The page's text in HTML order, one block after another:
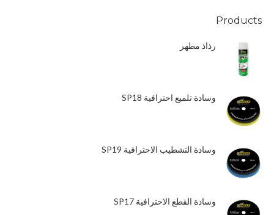
Products
رذاذ مطهر
وسادة تلميع احترافية SP18
وسادة التشطيب الاحترافية SP19
وسادة القطع الاحترافية SP17